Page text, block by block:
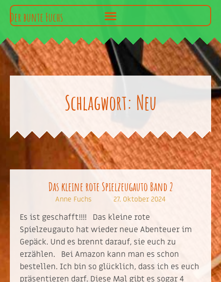
Der bunte Fuchs
Schlagwort: Neu
Das kleine rote Spielzeugauto Band 2
Anne Fuchs 27. Oktober 2024
Es ist geschafft!!!! Das kleine rote
Spielzeugauto hat wieder neue Abenteuer im
Gepäck. Und es brennt darauf, sie euch zu
erzählen. Bei Amazon kann man es schon
bestellen. Ich bin so glücklich, dass ich es euch
präsentieren darf. Diese Mal gibt es sogar 4